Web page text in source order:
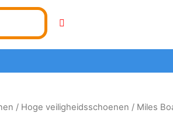
/ Hoge veiligheidsschoenen / Miles